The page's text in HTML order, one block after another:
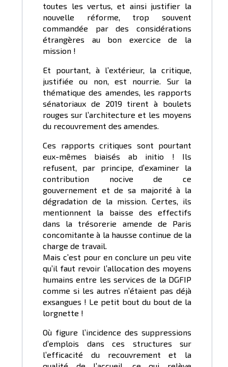
toutes les vertus, et ainsi justifier la
nouvelle réforme, trop souvent
commandée par des considérations
étrangères au bon exercice de la
mission !
Et pourtant, à l’extérieur, la critique,
justifiée ou non, est nourrie. Sur la
thématique des amendes, les rapports
sénatoriaux de 2019 tirent à boulets
rouges sur l’architecture et les moyens
du recouvrement des amendes.
Ces rapports critiques sont pourtant
eux-mêmes biaisés ab initio ! Ils
refusent, par principe, d’examiner la
contribution nocive de ce
gouvernement et de sa majorité à la
dégradation de la mission. Certes, ils
mentionnent la baisse des effectifs
dans la trésorerie amende de Paris
concomitante à la hausse continue de la
charge de travail.
Mais c’est pour en conclure un peu vite
qu’il faut revoir l’allocation des moyens
humains entre les services de la DGFIP
comme si les autres n’étaient pas déjà
exsangues ! Le petit bout du bout de la
lorgnette !
Où figure l’incidence des suppressions
d’emplois dans ces structures sur
l’efficacité du recouvrement et la